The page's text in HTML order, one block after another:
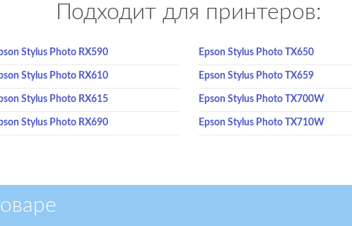
Подходит для принтеров:
Stylus Photo RX590
Stylus Photo RX610
Stylus Photo RX615
Stylus Photo RX690
Epson Stylus Photo TX650
Epson Stylus Photo TX659
Epson Stylus Photo TX700W
Epson Stylus Photo TX710W